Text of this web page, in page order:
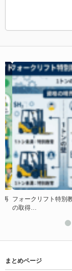
フォークリフト特別教
の取得…
まとめページ